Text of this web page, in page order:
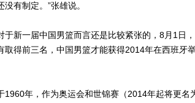
有制定。”张雄说。
新一届中国男篮而言还是比较紧张的，8月1日
取得前三名，中国男篮才能获得2014年在西班牙
年，作为奥运会和世锦赛（2014年起将更名